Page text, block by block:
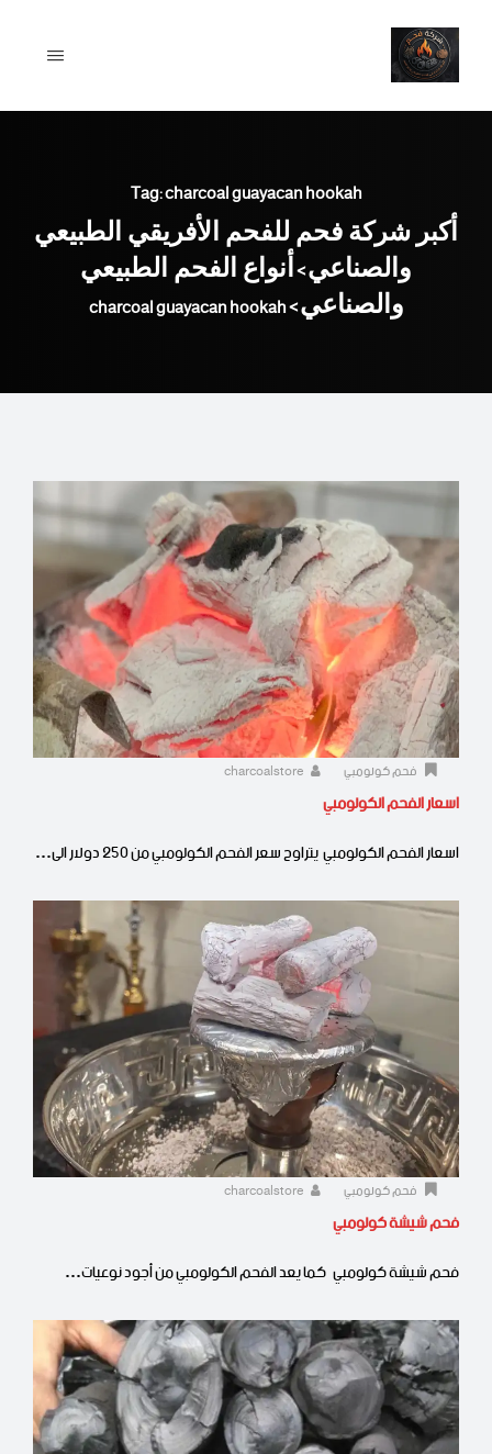
content
Tag: charcoal guayacan hookah
أكبر شركة فحم للفحم الأفريقي الطبيعي
والصناعي>أنواع الفحم الطبيعي
والصناعي>
charcoal guayacan hookah
فحم كولومبي
اسعار الفحم الكولومبي
اسعار الفحم الكولومبي يتراوح سعر الفحم الكولومبي من 250 دولار الى…
فحم كولومبي
فحم شيشة كولومبي
فحم شيشة كولومبي كما يعد الفحم الكولومبي من أجود نوعيات…